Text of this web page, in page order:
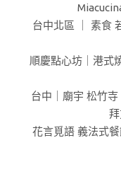
台中北區 ｜ 素食
順慶點心坊｜港式
台中｜廟宇 松竹
花言覓語 義法式